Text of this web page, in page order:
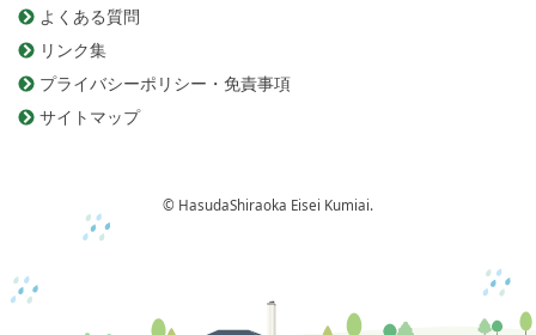
よくある質問
リンク集
プライバシーポリシー・免責事項
サイトマップ
© HasudaShiraoka Eisei Kumiai.